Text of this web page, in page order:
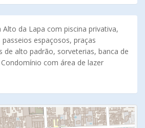
da Lapa com piscina privativa,
espaçosos, praças
de alto padrão, sorveterias, banca de
com área de lazer